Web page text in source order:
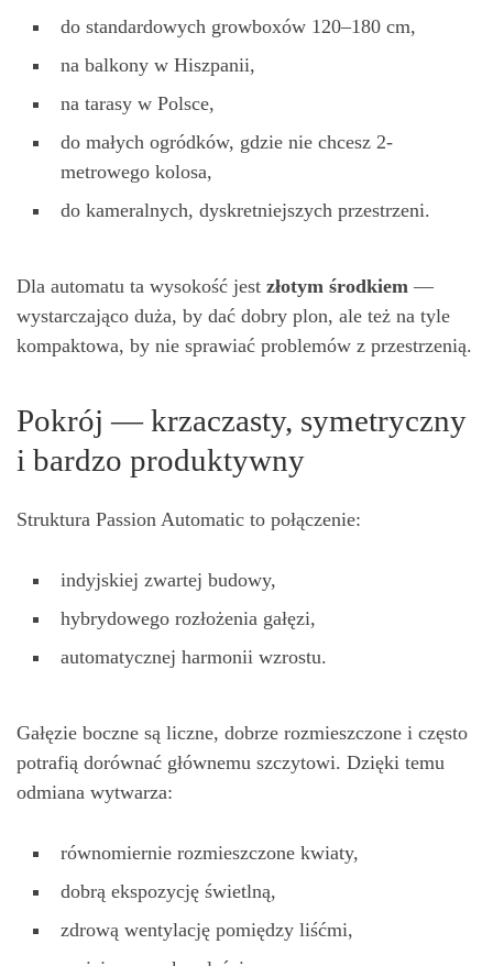
do standardowych growboxów 120–180 cm,
na balkony w Hiszpanii,
na tarasy w Polsce,
do małych ogródków, gdzie nie chcesz 2-
metrowego kolosa,
do kameralnych, dyskretniejszych przestrzeni.
Dla automatu ta wysokość jest złotym środkiem —
wystarczająco duża, by dać dobry plon, ale też na tyle
kompaktowa, by nie sprawiać problemów z przestrzenią.
Pokrój — krzaczasty, symetryczny
i bardzo produktywny
Struktura Passion Automatic to połączenie:
indyjskiej zwartej budowy,
hybrydowego rozłożenia gałęzi,
automatycznej harmonii wzrostu.
Gałęzie boczne są liczne, dobrze rozmieszczone i często
potrafią dorównać głównemu szczytowi. Dzięki temu
odmiana wytwarza:
równomiernie rozmieszczone kwiaty,
dobrą ekspozycję świetlną,
zdrową wentylację pomiędzy liśćmi,